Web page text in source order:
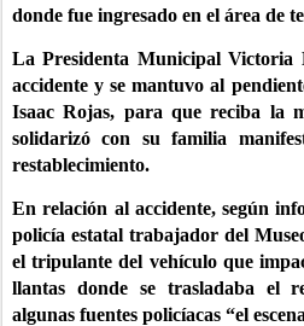
donde fue ingresado en el área de
La Presidenta Municipal Victoria
accidente y se mantuvo al
Isaac Rojas, para que reciba la
solidarizó con su familia
restablecimiento.
En relación al accidente, según
policía estatal trabajador del
el tripulante del vehículo que
llantas donde se trasladaba el
algunas fuentes policíacas “el